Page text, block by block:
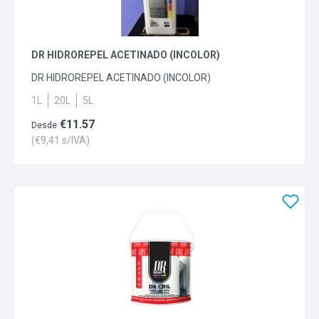
DR HIDROREPEL ACETINADO (INCOLOR)
DR HIDROREPEL ACETINADO (INCOLOR)
1L
20L 5L
Desde €11.57
(€9,41 s/IVA)